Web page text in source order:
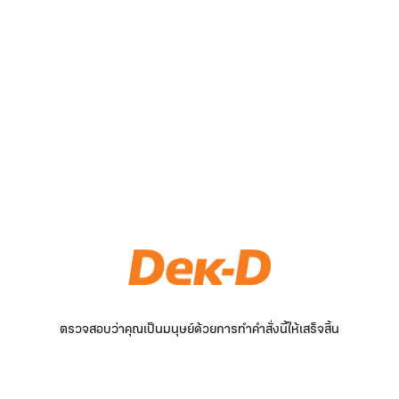
ตรวจสอบว่าคุณเป็นมนุษย์ด้วยการทำคำสั่งนี้ให้เสร็จสิ้น